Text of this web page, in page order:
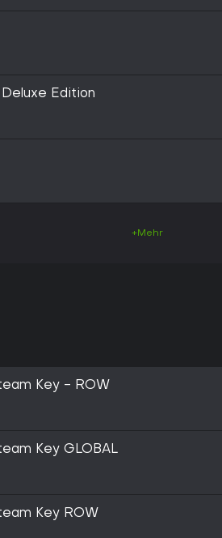
Edition
+Mehr
Key - ROW
Key GLOBAL
Key ROW